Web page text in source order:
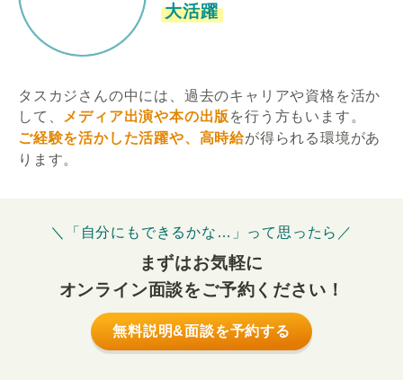
大活躍
タスカジさんの中には、過去のキャリアや資格を活か
して、
メディア出演や本の出版 を行う方もいます。
ご経験を活かした活躍や、高時給が得られる環境があ
ります。
＼「自分にもできるかな…」って思ったら／
まずはお気軽に
オンライン面談をご予約ください！
無料説明&面談を予約する